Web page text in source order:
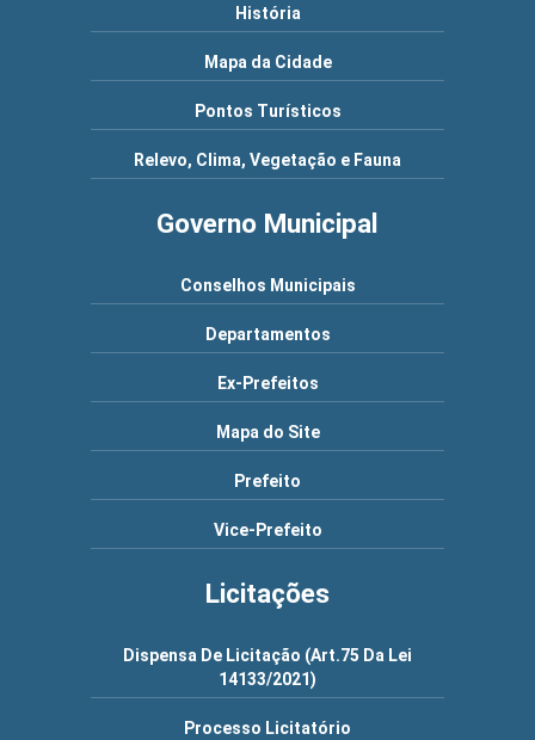
História
Mapa da Cidade
Pontos Turísticos
Relevo, Clima, Vegetação e Fauna
Governo Municipal
Conselhos Municipais
Departamentos
Ex-Prefeitos
Mapa do Site
Prefeito
Vice-Prefeito
Licitações
Dispensa De Licitação (Art.75 Da Lei
14133/2021)
Processo Licitatório